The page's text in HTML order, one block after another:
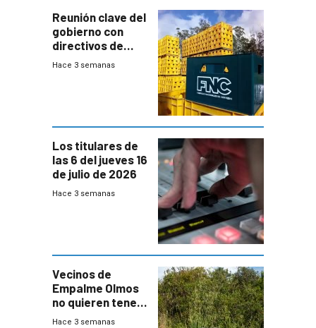
Reunión clave del
gobierno con
directivos de
Fábricas
Hace 3 semanas
Los titulares de
las 6 del jueves 16
de julio de 2026
Hace 3 semanas
Vecinos de
Empalme Olmos
no quieren tener
cerca una planta
Hace 3 semanas